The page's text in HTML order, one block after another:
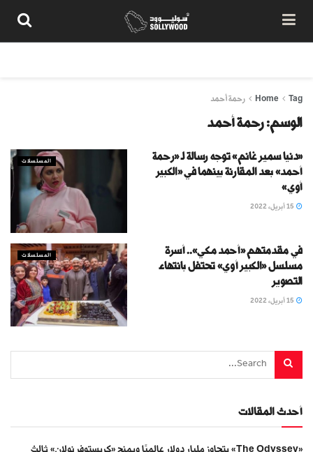
Home Tag رحمة أحمد
الوسم:رحمة أحمد
المسلسلات
«دنيا سمير غانم» توجه رسالة لـ «رحمة
أحمد» بعد المقارنة بينهما في «الكبير
أوي»
المسلسلات
في مقدمتهم «أحمد مكي».. أسرة
مسلسل «الكبير أوي» تحتفل بانتهاء
التصوير
أحدث المقالات
«The Odyssey» يتجاوز مليار دولار عالميًا ويمنح «كريستوفر نولان» ثالث